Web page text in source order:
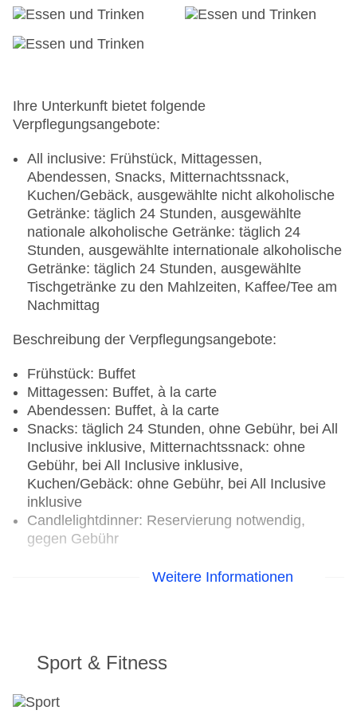
Ihre Unterkunft bietet folgende
Verpflegungsangebote:
All inclusive: Frühstück, Mittagessen,
Abendessen, Snacks, Mitternachtssnack,
Kuchen/Gebäck, ausgewählte nicht alkoholische
Getränke: täglich 24 Stunden, ausgewählte
nationale alkoholische Getränke: täglich 24
Stunden, ausgewählte internationale alkoholische
Getränke: täglich 24 Stunden, ausgewählte
Tischgetränke zu den Mahlzeiten, Kaffee/Tee am
Nachmittag
Beschreibung der Verpflegungsangebote:
Frühstück: Buffet
Mittagessen: Buffet, à la carte
Abendessen: Buffet, à la carte
Snacks: täglich 24 Stunden, ohne Gebühr, bei All
Inclusive inklusive, Mitternachtssnack: ohne
Gebühr, bei All Inclusive inklusive,
Kuchen/Gebäck: ohne Gebühr, bei All Inclusive
inklusive
Candlelightdinner: Reservierung notwendig,
gegen Gebühr
Gourmetrestaurant „Coquette“: Küche:
notwendig, mehrmals pro Woche, angemessene
Weitere Informationen
Sport & Fitness